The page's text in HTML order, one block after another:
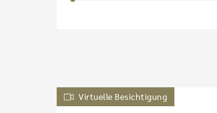
Virtuelle Besichtigung